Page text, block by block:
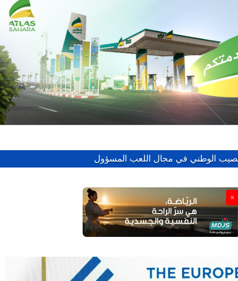
الوطني في مجال اللعب المسؤول
×